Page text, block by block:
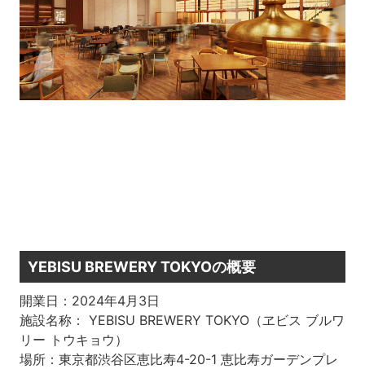
YEBISU BREWERY TOKYOの概要
開業日：2024年4月3日
施設名称： YEBISU BREWERY TOKYO（ヱビス ブルワ
リー トウキョウ）
場所：東京都渋谷区恵比寿4-20-1 恵比寿ガーデンプレ